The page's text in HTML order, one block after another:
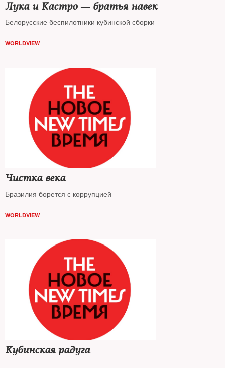
Лука и Кастро — братья навек
Белорусские беспилотники кубинской сборки
WORLDVIEW
Чистка века
Бразилия борется с коррупцией
WORLDVIEW
Кубинская радуга